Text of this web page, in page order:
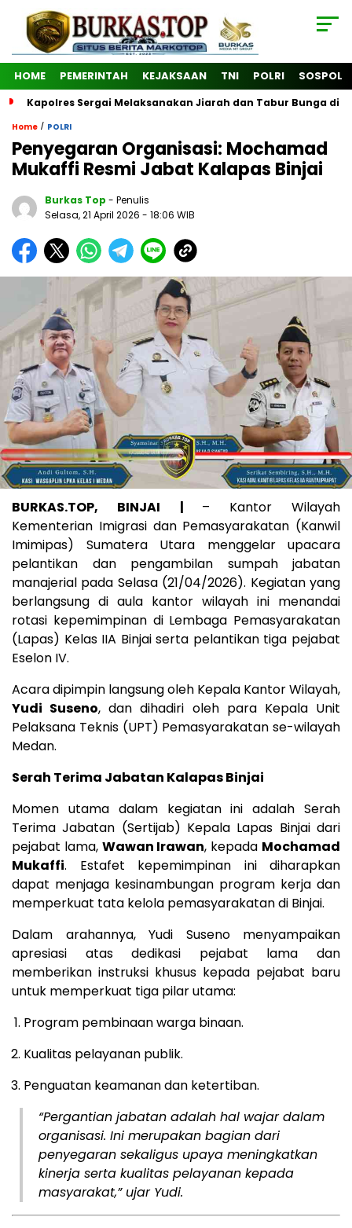
HOME PEMERINTAH KEJAKSAAN TNI POLRI SOSPOL
Kapolres Sergai Melaksanakan Jiarah dan Tabur Bunga di
Home / POLRI
Penyegaran Organisasi: Mochamad
Mukaffi Resmi Jabat Kalapas Binjai
Burkas Top - Penulis
Selasa, 21 April 2026 - 18:06 WIB
BURKAS.TOP, BINJAI | – Kantor Wilayah
Kementerian Imigrasi dan Pemasyarakatan (Kanwil
Imimipas) Sumatera Utara menggelar upacara
pelantikan dan pengambilan sumpah jabatan
manajerial pada Selasa (21/04/2026). Kegiatan yang
berlangsung di aula kantor wilayah ini menandai
rotasi kepemimpinan di Lembaga Pemasyarakatan
(Lapas) Kelas IIA Binjai serta pelantikan tiga pejabat
Eselon IV.
Acara dipimpin langsung oleh Kepala Kantor Wilayah,
Yudi Suseno, dan dihadiri oleh para Kepala Unit
Pelaksana Teknis (UPT) Pemasyarakatan se-wilayah
Medan.
Serah Terima Jabatan Kalapas Binjai
Momen utama dalam kegiatan ini adalah Serah
Terima Jabatan (Sertijab) Kepala Lapas Binjai dari
pejabat lama, Wawan Irawan, kepada Mochamad
Mukaffi. Estafet kepemimpinan ini diharapkan
dapat menjaga kesinambungan program kerja dan
memperkuat tata kelola pemasyarakatan di Binjai.
Dalam arahannya, Yudi Suseno menyampaikan
apresiasi atas dedikasi pejabat lama dan
memberikan instruksi khusus kepada pejabat baru
untuk memperkuat tiga pilar utama:
Program pembinaan warga binaan.
Kualitas pelayanan publik.
Penguatan keamanan dan ketertiban.
“Pergantian jabatan adalah hal wajar dalam
organisasi. Ini merupakan bagian dari
penyegaran sekaligus upaya meningkatkan
kinerja serta kualitas pelayanan kepada
masyarakat,” ujar Yudi.